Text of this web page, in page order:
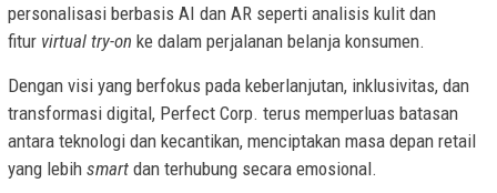
personalisasi berbasis AI dan AR seperti analisis kulit dan
fitur virtual try-on ke dalam perjalanan belanja konsumen.
Dengan visi yang berfokus pada keberlanjutan, inklusivitas, dan
transformasi digital, Perfect Corp. terus memperluas batasan
antara teknologi dan kecantikan, menciptakan masa depan retail
yang lebih smart dan terhubung secara emosional.